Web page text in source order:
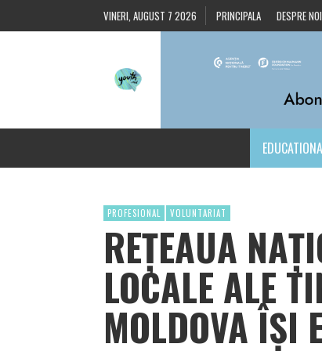
VINERI, AUGUST 7 2026 PRINCIPALA DESPRE NOI
PROFESIONAL VOLUNTARIAT
REŢEAUA
LOCALE ALE
MOLDOVA ÎȘI